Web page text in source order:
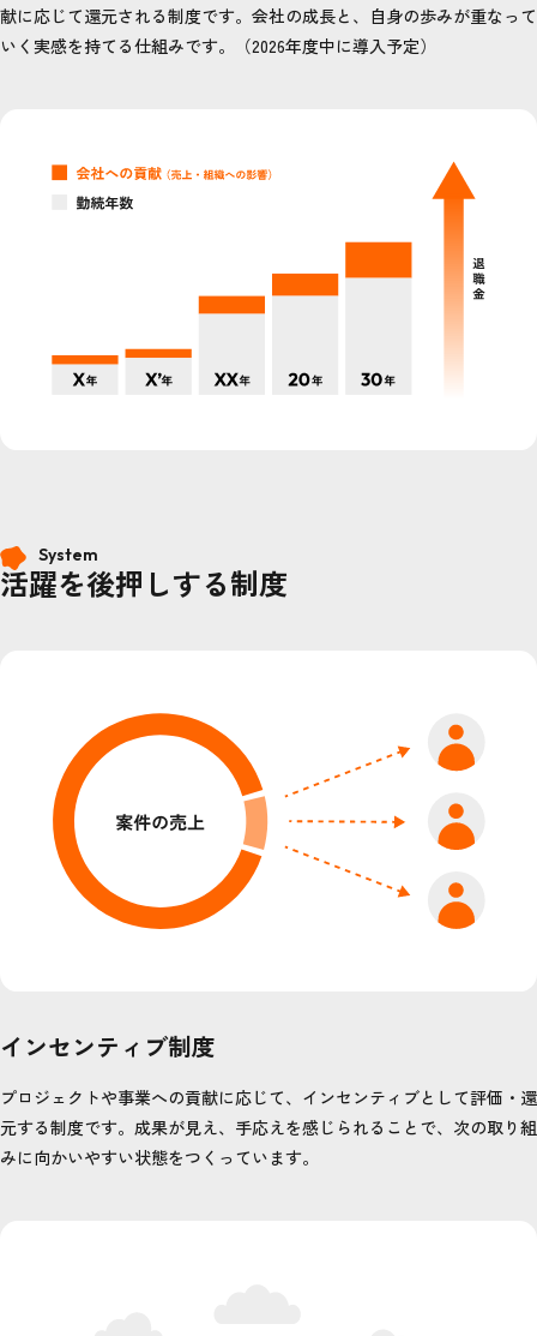
献に応じて還元される制度です。会社の成長と、自身の歩みが重なって
いく実感を持てる仕組みです。（2026年度中に導入予定）
System
活躍を後押しする制度
インセンティブ制度
プロジェクトや事業への貢献に応じて、インセンティブとして評価・還
元する制度です。成果が見え、手応えを感じられることで、次の取り組
みに向かいやすい状態をつくっています。